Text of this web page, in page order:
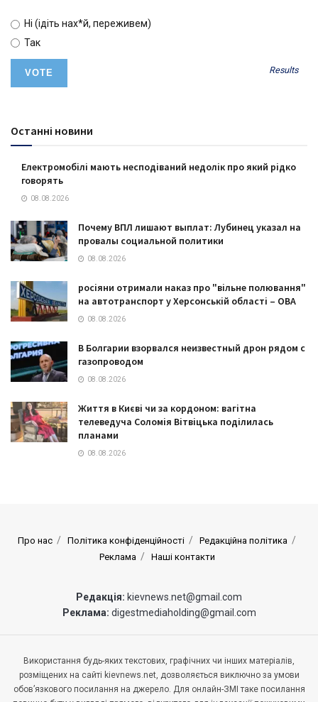
Ні (ідіть нах*й, переживем)
Так
Results
Останні новини
Електромобілі мають несподіваний недолік про який рідко
говорять
08.08.2026
Почему ВПЛ лишают выплат: Лубинец указал на
провалы социальной политики
08.08.2026
росіяни отримали наказ про "вільне полювання"
на автотранспорт у Херсонській області – ОВА
08.08.2026
В Болгарии взорвался неизвестный дрон рядом с
газопроводом
08.08.2026
Життя в Києві чи за кордоном: вагітна
телеведуча Соломія Вітвіцька поділилась
планами
08.08.2026
Про нас Політика конфіденційності
Редакційна політика
Реклама
Наші контакти
Редакція: kievnews.net@gmail.com
Реклама: digestmediaholding@gmail.com
Використання будь-яких текстових, графічних чи інших матеріалів,
розміщених на сайті kievnews.net, дозволяється виключно за умови
обов’язкового посилання на джерело. Для онлайн-ЗМІ таке посилання